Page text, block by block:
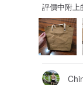
評價中附上